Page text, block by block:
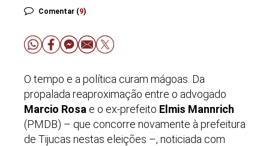
Comentar (9)
O tempo e a política curam mágoas. Da
propalada reaproximação entre o advogado
Marcio Rosa e o ex-prefeito Elmis Mannrich
(PMDB) – que concorre novamente à prefeitura
de Tijucas nestas eleições –, noticiada com